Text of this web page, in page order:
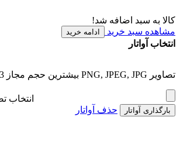
کالا به سبد اضافه شد!
مشاهده سبد خرید
ادامه خرید
انتخاب آواتار
تصاویر PNG, JPEG, JPG بیشترین حجم مجاز 3 مگابایت
انتخاب
بارگذاری آواتار حذف آواتار